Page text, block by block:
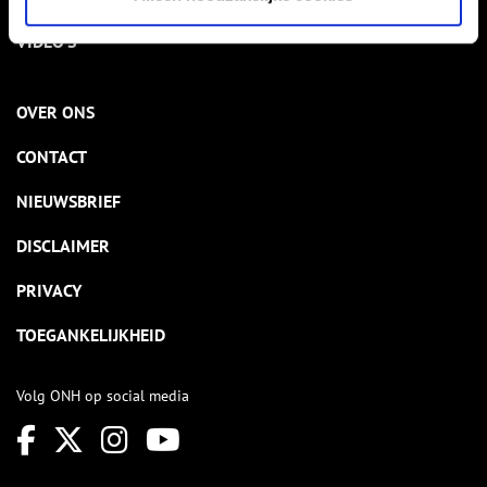
VIDEO’S
OVER ONS
CONTACT
NIEUWSBRIEF
DISCLAIMER
PRIVACY
TOEGANKELIJKHEID
Volg ONH op social media